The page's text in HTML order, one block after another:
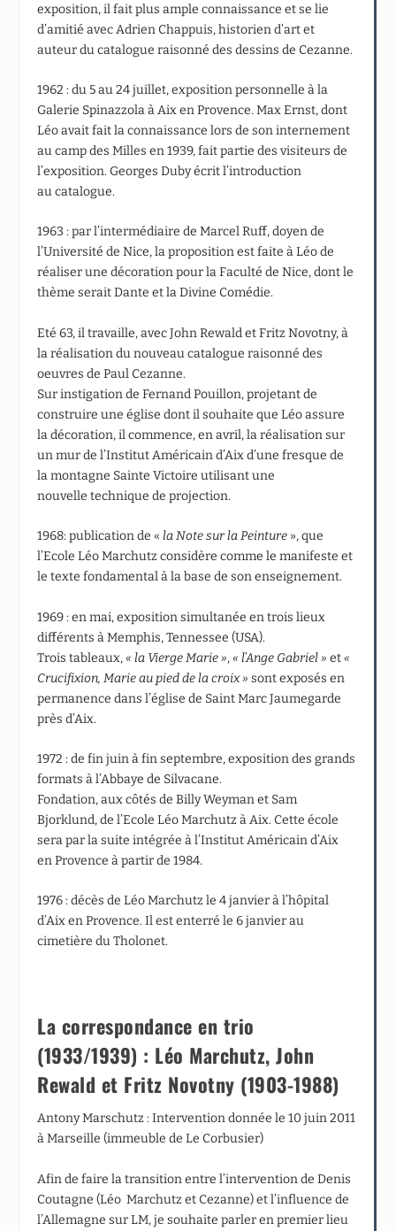
exposition, il fait plus ample connaissance et se lie
d’amitié avec Adrien Chappuis, historien d’art et
auteur du catalogue raisonné des dessins de Cezanne.
1962 : du 5 au 24 juillet, exposition personnelle à la
Galerie Spinazzola à Aix en Provence. Max Ernst, dont
Léo avait fait la connaissance lors de son internement
au camp des Milles en 1939, fait partie des visiteurs de
l’exposition. Georges Duby écrit l’introduction
au catalogue.
1963 : par l’intermédiaire de Marcel Ruff, doyen de
l’Université de Nice, la proposition est faite à Léo de
réaliser une décoration pour la Faculté de Nice, dont le
thème serait Dante et la Divine Comédie.
Eté 63, il travaille, avec John Rewald et Fritz Novotny, à
la réalisation du nouveau catalogue raisonné des
oeuvres de Paul Cezanne.
Sur instigation de Fernand Pouillon, projetant de
construire une église dont il souhaite que Léo assure
la décoration, il commence, en avril, la réalisation sur
un mur de l’Institut Américain d’Aix d’une fresque de
la montagne Sainte Victoire utilisant une
nouvelle technique de projection.
1968: publication de «la Note sur la Peinture », que
l’Ecole Léo Marchutz considère comme le manifeste et
le texte fondamental à la base de son enseignement.
1969 : en mai, exposition simultanée en trois lieux
différents à Memphis, Tennessee (USA).
Trois tableaux,« la Vierge Marie »,« l’Ange Gabriel »et«
Crucifixion, Marie au pied de lacroix »sont exposés en
permanence dans l’église de Saint Marc Jaumegarde
près d’Aix.
1972 : de fin juin à fin septembre, exposition des grands
formats à l’Abbaye de Silvacane.
Fondation, aux côtés de Billy Weyman et Sam
Bjorklund, de l’Ecole Léo Marchutz à Aix. Cette école
sera par la suite intégrée à l’Institut Américain d’Aix
en Provence à partir de 1984.
1976 : décès de Léo Marchutz le 4 janvier à l’hôpital
d’Aix en Provence. Il est enterré le 6 janvier au
cimetière du Tholonet.
La correspondance en trio
(1933/1939) : Léo Marchutz, John
Rewald et Fritz Novotny (1903-1988)
Antony Marschutz : Intervention donnée le 10 juin 2011
à Marseille (immeuble de Le Corbusier)
Afin de faire la transition entre l’intervention de Denis
Coutagne (Léo Marchutz et Cezanne) et l’influence de
l’Allemagne sur LM, je souhaite parler en premier lieu